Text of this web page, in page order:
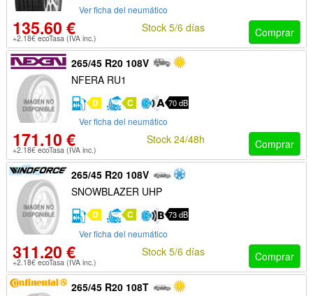
Ver ficha del neumático
135.60 €
+2.18€ ecoTasa (IVA inc.) Comprar
Stock 5/6 días
265/45 R20 108V
NFERA RU1
D C 70 dB
Ver ficha del neumático
171.10 €
+2.18€ ecoTasa (IVA inc.) Comprar
Stock 24/48h
265/45 R20 108V
SNOWBLAZER UHP
D C 73 dB
Ver ficha del neumático
311.20 €
+2.18€ ecoTasa (IVA inc.) Comprar
Stock 5/6 días
265/45 R20 108T